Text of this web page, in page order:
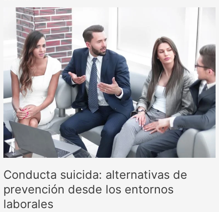
Conducta suicida: alternativas de
prevención desde los entornos
laborales
Conducta
suicida:
alternativas
prevención
desde
los
entornos
laborales